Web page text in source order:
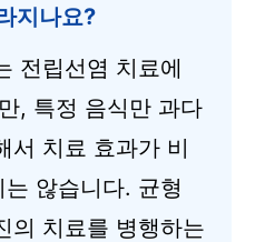
지나요?
전립선염 치료에
, 특정 음식만 과다
서 치료 효과가 비
않습니다. 균형
의 치료를 병행하는